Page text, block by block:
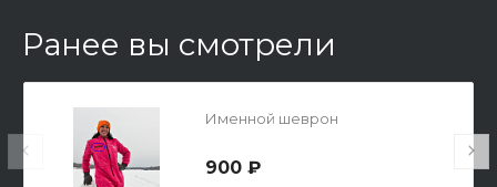
Ранее вы смотрели
Именной шеврон
900 ₽